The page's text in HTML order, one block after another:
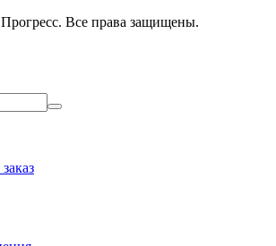
Все права защищены.